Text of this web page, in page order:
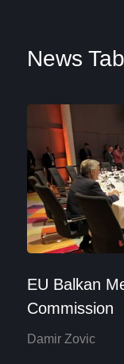
News
EU Balkan
Commission
Damir Zovic